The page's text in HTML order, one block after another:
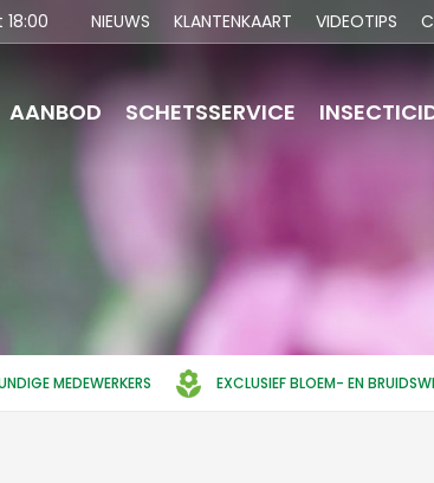
MEDEWERKERS EXCLUSIEF BLOEM- EN
18:00 NIEUWS KLANTENKAART VIDEOTIPS
AANBOD SCHETSSERVICE